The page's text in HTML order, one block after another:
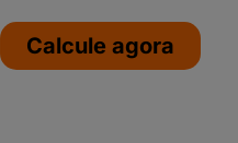
Calcule agora